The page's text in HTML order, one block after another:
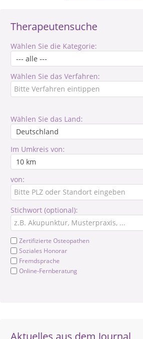
Therapeutensuche
Wählen Sie die Kategorie:
Wählen Sie das Verfahren:
Wählen Sie das Land:
Im Umkreis von:
von:
Stichwort (optional):
Zertifizierte Osteopathen
Soziales Honorar
Fremdsprache
Online-Fernberatung
Aktuelles aus dem Journal